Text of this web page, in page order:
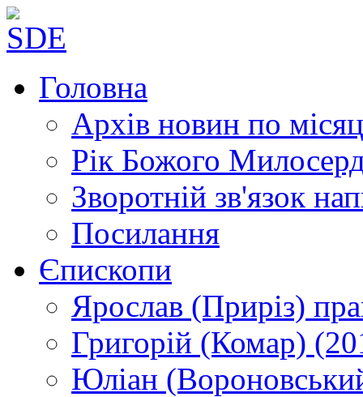
Головна
Архів новин по
Рік Божого
Зворотній зв'язок
Посилання
Єпископи
Ярослав (Приріз)
Григорій (Комар)
Юліан